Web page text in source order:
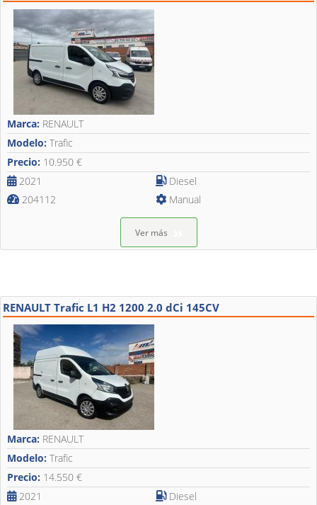
Marca: RENAULT
Modelo: Trafic
Precio: 10.950 €
2021
204112
Diesel
Manual
Ver más
RENAULT Trafic L1 H2 1200 2.0 dCi 145CV
Marca: RENAULT
Modelo: Trafic
Precio: 14.550 €
2021
Diesel